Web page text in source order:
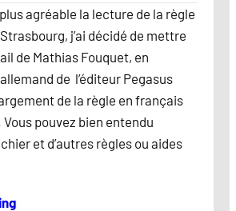
agréable la lecture de la règle
j’ai décidé de mettre
de Mathias Fouquet, en
de l’éditeur Pegasus
de la règle en français
pouvez bien entendu
et d’autres règles ou aides